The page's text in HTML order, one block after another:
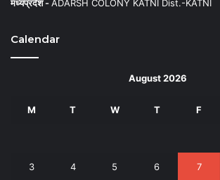
मध्यप्रदेश -ADARSH COLONY KATNI Dist.-KATNI
Calendar
August 2026
M T W T F
3 4 5 6 7